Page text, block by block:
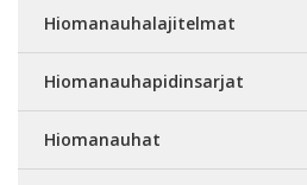
Hiomanauhalajitelmat
Hiomanauhapidinsarjat
Hiomanauhat